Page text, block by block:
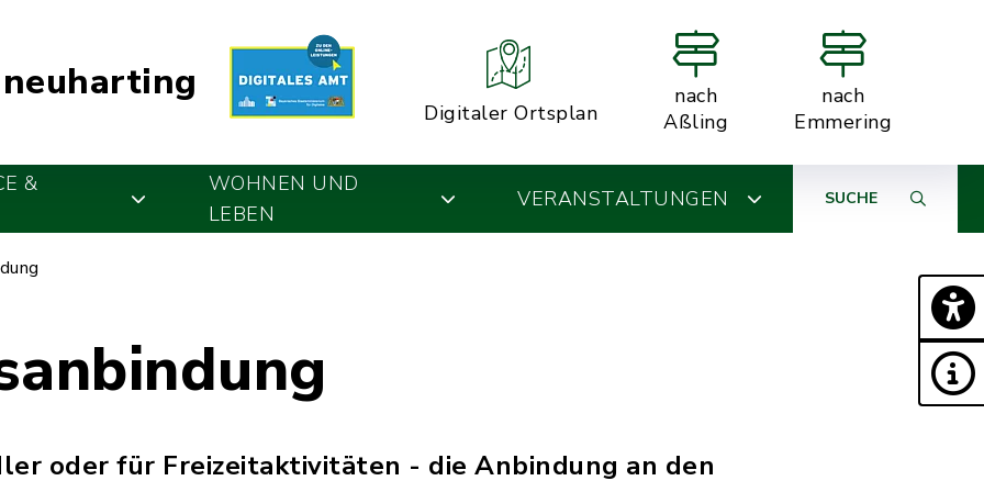
Digitaler Ortsplan
nach
Aßling
nach
Emmering
&
WOHNEN UND
LEBEN
VERANSTALTUNGEN SUCHE
oder für Freizeitaktivitäten - die Anbindung an den